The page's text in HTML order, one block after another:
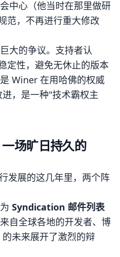
中心（他当时在那里做研
范，不再进行重大修改
大的争议。支持者认
定性，避免无休止的版本
Winer 在用哈佛的权威
，是一种"技术霸权主
场旷日持久的
发展的这几年里，两个阵
Syndication 邮件列表
自全球各地的开发者、博
的未来展开了激烈的辩